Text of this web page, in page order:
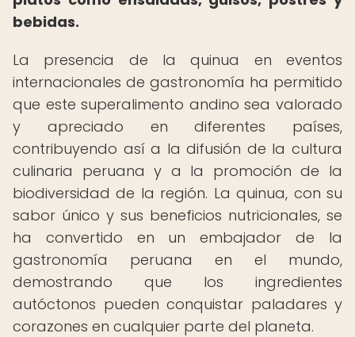
bebidas.
La presencia de la quinua en eventos
internacionales de gastronomía ha permitido
que este superalimento andino sea valorado
y apreciado en diferentes países,
contribuyendo así a la difusión de la cultura
culinaria peruana y a la promoción de la
biodiversidad de la región. La quinua, con su
sabor único y sus beneficios nutricionales, se
ha convertido en un embajador de la
gastronomía peruana en el mundo,
demostrando que los ingredientes
autóctonos pueden conquistar paladares y
corazones en cualquier parte del planeta.